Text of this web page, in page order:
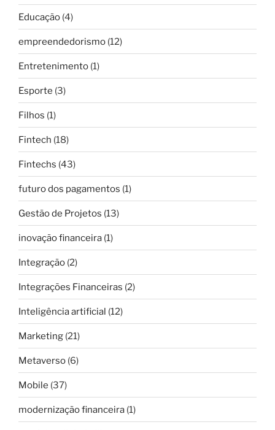
Educação (4)
empreendedorismo (12)
Entretenimento (1)
Esporte (3)
Filhos (1)
Fintech (18)
Fintechs (43)
futuro dos pagamentos (1)
Gestão de Projetos (13)
inovação financeira (1)
Integração (2)
Integrações Financeiras (2)
Inteligência artificial (12)
Marketing (21)
Metaverso (6)
Mobile (37)
modernização financeira (1)